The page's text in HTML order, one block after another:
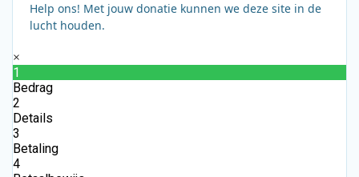
Help ons! Met jouw donatie kunnen we deze site in de
lucht houden.